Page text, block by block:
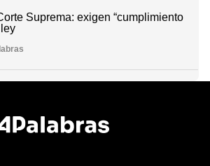
Suprema: exigen “cumplimiento